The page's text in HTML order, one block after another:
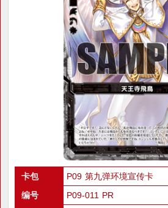
卡包
P09 第九弹环境宣传卡
编号
P09-011 PR